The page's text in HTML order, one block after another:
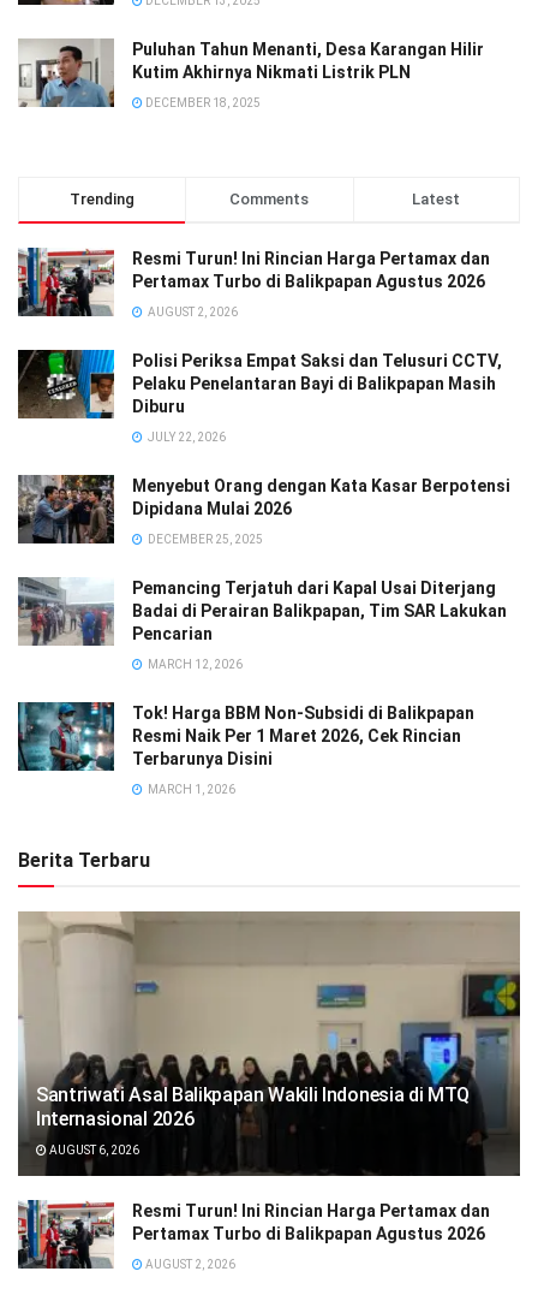
Puluhan Tahun Menanti, Desa Karangan Hilir
Kutim Akhirnya Nikmati Listrik PLN
DECEMBER 18, 2025
Trending Comments Latest
Resmi Turun! Ini Rincian Harga Pertamax dan
Pertamax Turbo di Balikpapan Agustus 2026
AUGUST 2, 2026
Polisi Periksa Empat Saksi dan Telusuri CCTV,
Pelaku Penelantaran Bayi di Balikpapan Masih
Diburu
JULY 22, 2026
Menyebut Orang dengan Kata Kasar Berpotensi
Dipidana Mulai 2026
DECEMBER 25, 2025
Pemancing Terjatuh dari Kapal Usai Diterjang
Badai di Perairan Balikpapan, Tim SAR Lakukan
Pencarian
MARCH 12, 2026
Tok! Harga BBM Non-Subsidi di Balikpapan
Resmi Naik Per 1 Maret 2026, Cek Rincian
Terbarunya Disini
MARCH 1, 2026
Berita Terbaru
Santriwati Asal Balikpapan Wakili Indonesia di MTQ
Internasional 2026
AUGUST 6, 2026
Resmi Turun! Ini Rincian Harga Pertamax dan
Pertamax Turbo di Balikpapan Agustus 2026
AUGUST 2, 2026